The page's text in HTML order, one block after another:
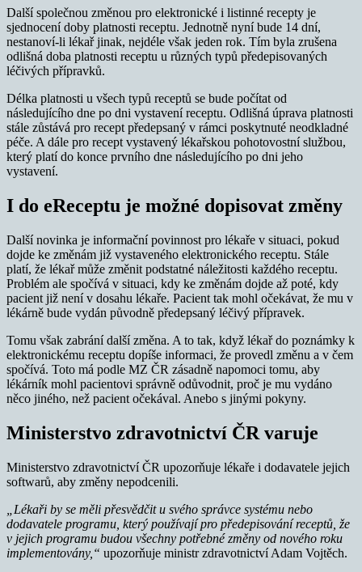
Další společnou změnou pro elektronické i listinné recepty je
sjednocení doby platnosti receptu. Jednotně nyní bude 14 dní,
nestanoví-li lékař jinak, nejdéle však jeden rok. Tím byla zrušena
odlišná doba platnosti receptu u různých typů předepisovaných
léčivých přípravků.
Délka platnosti u všech typů receptů se bude počítat od
následujícího dne po dni vystavení receptu. Odlišná úprava platnosti
stále zůstává pro recept předepsaný v rámci poskytnuté neodkladné
péče. A dále pro recept vystavený lékařskou pohotovostní službou,
který platí do konce prvního dne následujícího po dni jeho
vystavení.
I do eReceptu je možné dopisovat změny
Další novinka je informační povinnost pro lékaře v situaci, pokud
dojde ke změnám již vystaveného elektronického receptu. Stále
platí, že lékař může změnit podstatné náležitosti každého receptu.
Problém ale spočívá v situaci, kdy ke změnám dojde až poté, kdy
pacient již není v dosahu lékaře. Pacient tak mohl očekávat, že mu v
lékárně bude vydán původně předepsaný léčivý přípravek.
Tomu však zabrání další změna. A to tak, když lékař do poznámky k
elektronickému receptu dopíše informaci, že provedl změnu a v čem
spočívá. Toto má podle MZ ČR zásadně napomoci tomu, aby
lékárník mohl pacientovi správně odůvodnit, proč je mu vydáno
něco jiného, než pacient očekával. Anebo s jinými pokyny.
Ministerstvo zdravotnictví ČR varuje
Ministerstvo zdravotnictví ČR upozorňuje lékaře i dodavatele jejich
softwarů, aby změny nepodcenili.
„Lékaři by se měli přesvědčit u svého správce systému nebo
dodavatele programu, který používají pro předepisování receptů, že
v jejich programu budou všechny potřebné změny od nového roku
implementovány,“ upozorňuje ministr zdravotnictví Adam Vojtěch.